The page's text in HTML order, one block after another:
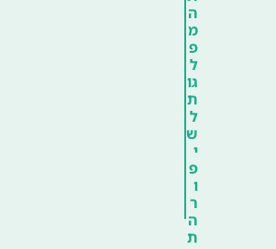
ה
מ
פ
ל
גו
ת
ל
ש
י
פ
ו
ר
ה
ת